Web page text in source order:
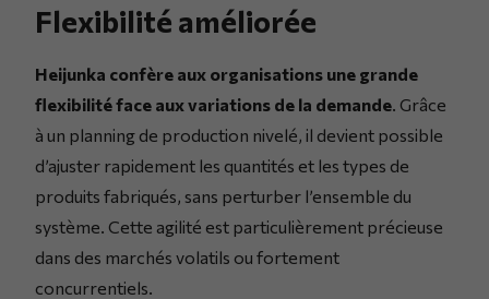
Flexibilité améliorée
Heijunka confère aux organisations une grande
flexibilité face aux variations de la demande. Grâce
à un planning de production nivelé, il devient possible
d’ajuster rapidement les quantités et les types de
produits fabriqués, sans perturber l’ensemble du
système. Cette agilité est particulièrement précieuse
dans des marchés volatils ou fortement
concurrentiels.